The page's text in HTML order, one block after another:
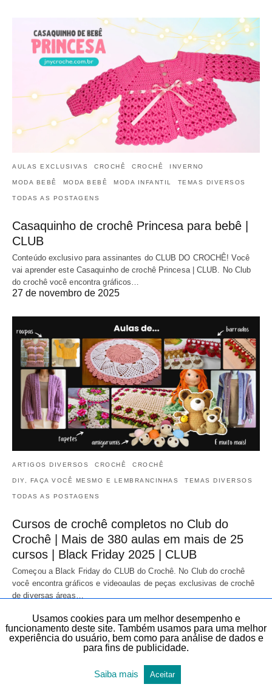
AULAS EXCLUSIVAS CROCHÊ CROCHÊ INVERNO
MODA BEBÊ MODA BEBÊ MODA INFANTIL TEMAS DIVERSOS
TODAS AS POSTAGENS
Casaquinho de crochê Princesa para bebê |
CLUB
Conteúdo exclusivo para assinantes do CLUB DO CROCHÊ! Você
vai aprender este Casaquinho de crochê Princesa | CLUB. No Club
do crochê você encontra gráficos…
27 de novembro de 2025
ARTIGOS DIVERSOS CROCHÊ CROCHÊ
DIY, FAÇA VOCÊ MESMO E LEMBRANCINHAS TEMAS DIVERSOS
TODAS AS POSTAGENS
Cursos de crochê completos no Club do
Crochê | Mais de 380 aulas em mais de 25
cursos | Black Friday 2025 | CLUB
Começou a Black Friday do CLUB do Crochê. No Club do crochê
você encontra gráficos e videoaulas de peças exclusivas de crochê
de diversas áreas…
Usamos cookies para um melhor desempenho e
funcionamento deste site. Também usamos para uma melhor
experiência do usuário, bem como para análise de dados e
para fins de publicidade.
Saiba mais Aceitar